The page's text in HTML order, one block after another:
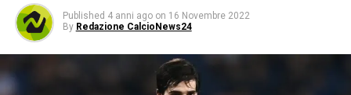
Published 4 anni ago on 16 Novembre 2022
By Redazione CalcioNews24